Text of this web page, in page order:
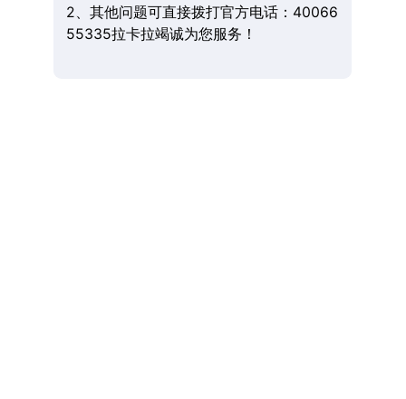
2、其他问题可直接拨打官方电话：40066
55335拉卡拉竭诚为您服务！